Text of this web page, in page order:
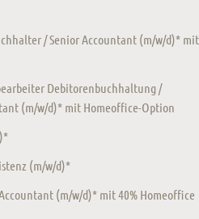
/ Senior Accountant (m/w/d)* mit
Debitorenbuchhaltung /
(m/w/d)* mit Homeoffice-Option
(m/w/d)*
(m/w/d)* mit 40% Homeoffice